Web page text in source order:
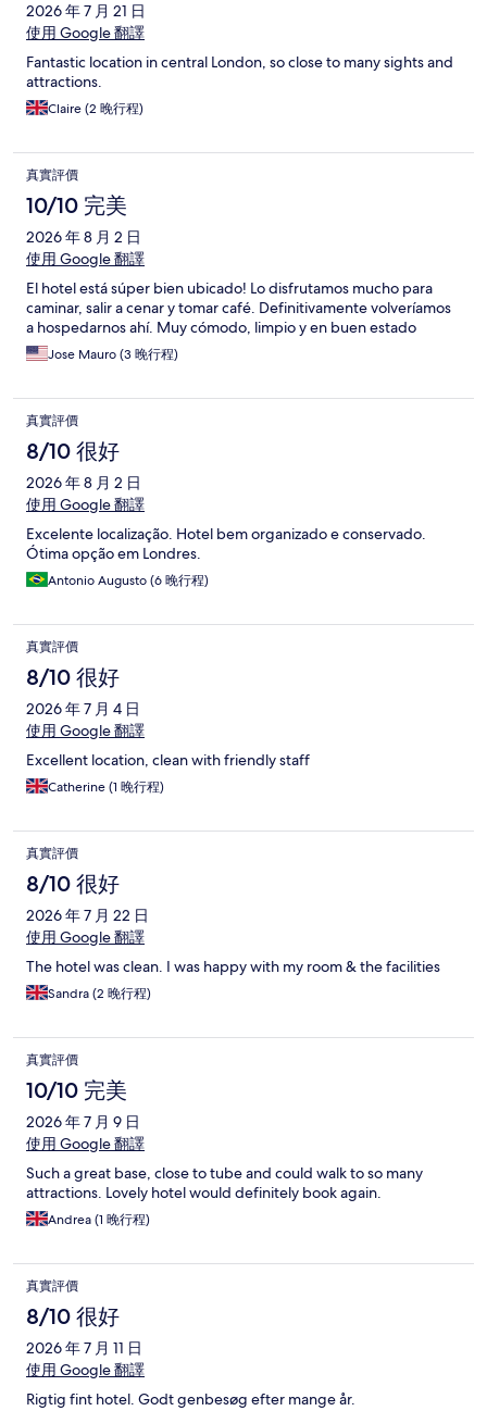
2026 年 7 月 21 日
使用 Google 翻譯
Fantastic location in central London, so close to many sights and
attractions.
Claire (2 晚行程)
真實評價
10/10 完美
2026 年 8 月 2 日
使用 Google 翻譯
El hotel está súper bien ubicado! Lo disfrutamos mucho para
caminar, salir a cenar y tomar café. Definitivamente volveríamos
a hospedarnos ahí. Muy cómodo, limpio y en buen estado
Jose Mauro (3 晚行程)
真實評價
8/10 很好
2026 年 8 月 2 日
使用 Google 翻譯
Excelente localização. Hotel bem organizado e conservado.
Ótima opção em Londres.
Antonio Augusto (6 晚行程)
真實評價
8/10 很好
2026 年 7 月 4 日
使用 Google 翻譯
Excellent location, clean with friendly staff
Catherine (1 晚行程)
真實評價
8/10 很好
2026 年 7 月 22 日
使用 Google 翻譯
The hotel was clean. I was happy with my room & the facilities
Sandra (2 晚行程)
真實評價
10/10 完美
2026 年 7 月 9 日
使用 Google 翻譯
Such a great base, close to tube and could walk to so many
attractions. Lovely hotel would definitely book again.
Andrea (1 晚行程)
真實評價
8/10 很好
2026 年 7 月 11 日
使用 Google 翻譯
Rigtig fint hotel. Godt genbesøg efter mange år.